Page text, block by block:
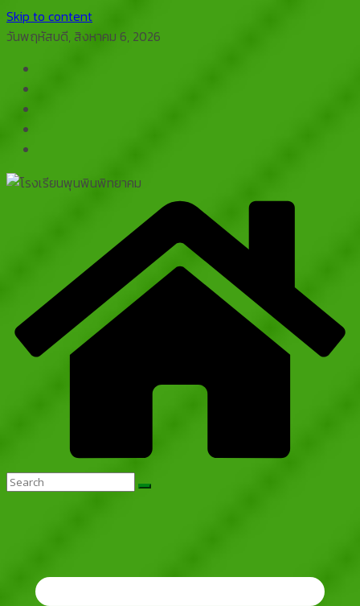
Skip to content
วันพฤหัสบดี, สิงหาคม 6, 2026